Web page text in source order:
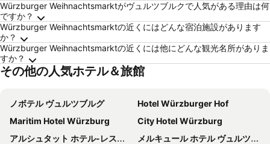
Würzburger Weihnachtsmarktがヴュルツブルクで人気がある理由は何
ですか？
Würzburger Weihnachtsmarktの近くにはどんな宿泊施設があります
か？
Würzburger Weihnachtsmarktの近くには他にどんな観光名所がありま
すか？
その他の人気ホテル＆旅館
ノボテル ヴュルツブルグ
Hotel Würzburger Hof
Maritim Hotel Würzburg
City Hotel Würzburg
アルシュタット ホテル-レストラン
メルキュール ホテル ヴュルツブルグ アム マインウファー